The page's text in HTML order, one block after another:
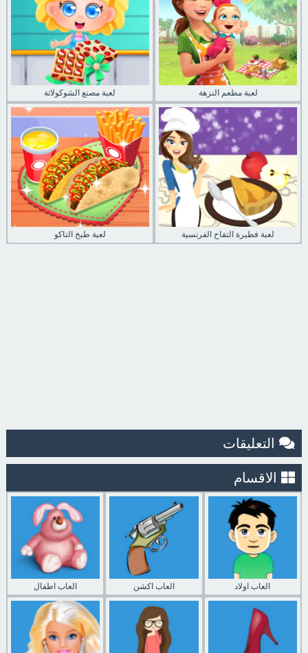
لعبة مصنع الشوكولاتة لعبة مطعم النزهة
لعبة طبخ التاكو لعبة فطيرة التفاح الفرنسية
التعليقات
الاقسام
العاب اطفال العاب اكشن العاب اولاد